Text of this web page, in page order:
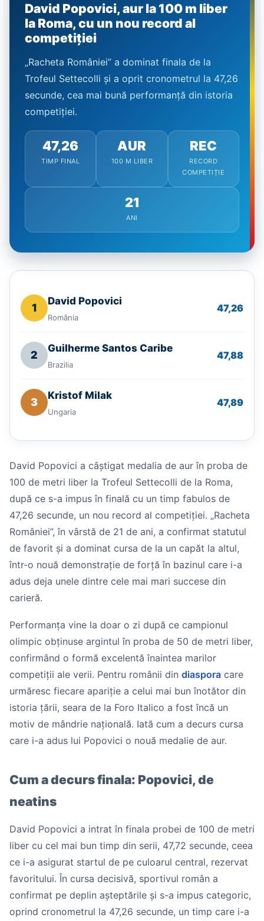
David Popovici, aur la 100 m liber
la Roma, cu un nou record al
competiției
„Racheta României” a dominat finala de la
Trofeul Settecolli și a oprit cronometrul la 47,26
secunde, cea mai bună performanță din istoria
competiției.
47,26
TIMP FINAL
AUR
100 M LIBER
REC
RECORD
COMPETIȚIE
21
ANI
1
David Popovici
România
47,26
2
Guilherme Santos Caribe
Brazilia
47,88
3
Kristof Milak
Ungaria
47,89
David Popovici a câștigat medalia de aur în proba de
100 de metri liber la Trofeul Settecolli de la Roma,
după ce s-a impus în finală cu un timp fabulos de
47,26 secunde, un nou record al competiției. „Racheta
României”, în vârstă de 21 de ani, a confirmat statutul
de favorit și a dominat cursa de la un capăt la altul,
într-o nouă demonstrație de forță în bazinul care i-a
adus deja unele dintre cele mai mari succese din
carieră.
Performanța vine la doar o zi după ce campionul
olimpic obținuse argintul în proba de 50 de metri liber,
confirmând o formă excelentă înaintea marilor
competiții ale verii. Pentru românii din diaspora care
urmăresc fiecare apariție a celui mai bun înotător din
istoria țării, seara de la Foro Italico a fost încă un
motiv de mândrie națională. Iată cum a decurs cursa
care i-a adus lui Popovici o nouă medalie de aur.
Cum a decurs finala: Popovici, de
neatins
David Popovici a intrat în finala probei de 100 de metri
liber cu cel mai bun timp din serii, 47,72 secunde, ceea
ce i-a asigurat startul de pe culoarul central, rezervat
favoritului. În cursa decisivă, sportivul român a
confirmat pe deplin așteptările și s-a impus categoric,
oprind cronometrul la 47,26 secunde, un timp care i-a